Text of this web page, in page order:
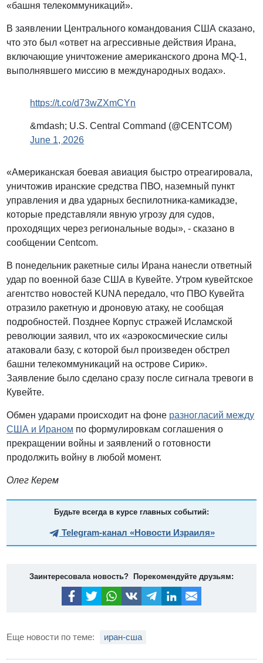
«башня телекоммуникаций».
В заявлении Центрального командования США сказано,
что это был «ответ на агрессивные действия Ирана,
включающие уничтожение американского дрона MQ-1,
выполнявшего миссию в международных водах».
https://t.co/d73wZXmCYn
&mdash; U.S. Central Command (@CENTCOM)
June 1, 2026
«Американская боевая авиация быстро отреагировала,
уничтожив иранские средства ПВО, наземный пункт
управления и два ударных беспилотника-камикадзе,
которые представляли явную угрозу для судов,
проходящих через региональные воды», - сказано в
сообщении Centcom.
В понедельник ракетные силы Ирана нанесли ответный
удар по военной базе США в Кувейте. Утром кувейтское
агентство новостей KUNA передало, что ПВО Кувейта
отразило ракетную и дроновую атаку, не сообщая
подробностей. Позднее Корпус стражей Исламской
революции заявил, что их «аэрокосмические силы
атаковали базу, с которой был произведен обстрел
башни телекоммуникаций на острове Сирик».
Заявление было сделано сразу после сигнала тревоги в
Кувейте.
Обмен ударами происходит на фоне разногласий между
США и Ираном по формулировкам соглашения о
прекращении войны и заявлений о готовности
продолжить войну в любой момент.
Олег Керем
Будьте всегда в курсе главных событий:
Telegram-канал «Новости Израиля»
Заинтересовала новость? Порекомендуйте друзьям:
Еще новости по теме: иран-сша